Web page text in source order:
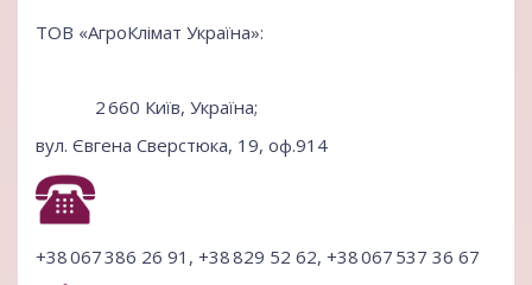
ТОВ «АгроКлімат Україна»:
2 660 Київ, Україна;
вул. Євгена Сверстюка, 19, оф.914
+38 067 386 26 91, +38 829 52 62, +38 067 537 36 67